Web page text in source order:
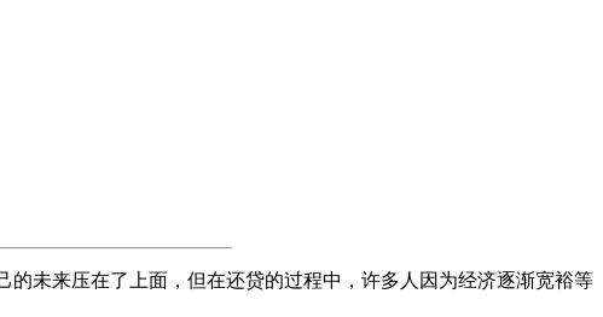
未来压在了上面，但在还贷的过程中，许多人因为经济逐渐宽裕等